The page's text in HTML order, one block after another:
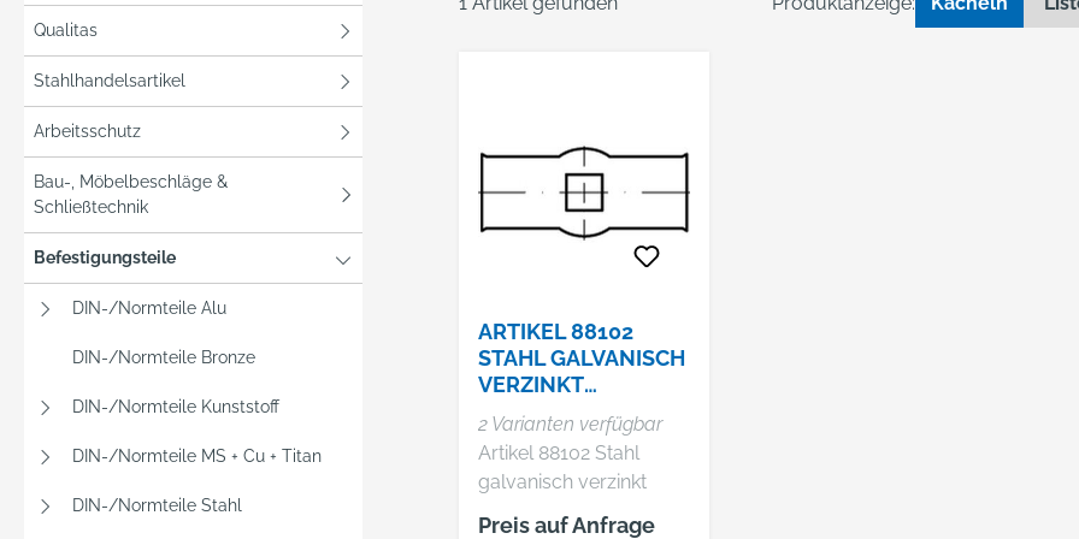
Qualitas
Stahlhandelsartikel
Arbeitsschutz
Bau-, Möbelbeschläge &
Schließtechnik
Befestigungsteile
DIN-/Normteile Alu
DIN-/Normteile Bronze
DIN-/Normteile Kunststoff
DIN-/Normteile MS + Cu + Titan
DIN-/Normteile Stahl
ARTIKEL 88102
STAHL GALVANISCH
VERZINKT
FUGENSCHEIBEN
2 Varianten verfügbar
Artikel 88102 Stahl
galvanisch verzinkt
Fugenscheiben
Preis auf Anfrage